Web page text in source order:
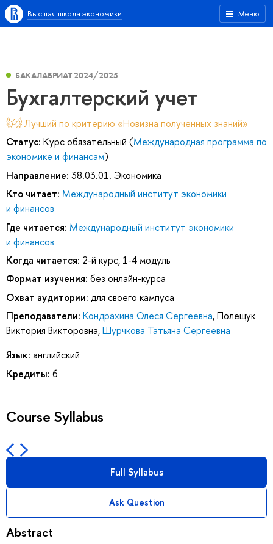
Меню
Высшая школа экономики
БАКАЛАВРИАТ 2024/2025
Бухгалтерский учет
Лучший по критерию «Новизна полученных знаний»
Статус: Курс обязательный (Международная программа по
экономике и финансам)
Направление: 38.03.01. Экономика
Кто читает: Международный институт экономики
и финансов
Где читается: Международный институт экономики
и финансов
Когда читается: 2-й курс, 1-4 модуль
Формат изучения: без онлайн-курса
Охват аудитории: для своего кампуса
Преподаватели: Кондрахина Олеся Сергеевна,Полещук
Виктория Викторовна,Шурчкова Татьяна Сергеевна
Язык: английский
Кредиты: 6
Course Syllabus
Full Syllabus
Ask Question
Abstract